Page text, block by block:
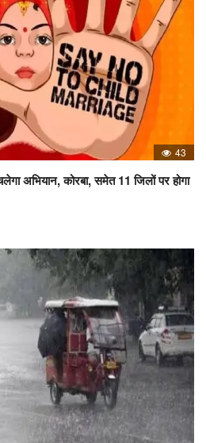
43
अभियान, कोरबा, समेत 11 जिलों पर होगा